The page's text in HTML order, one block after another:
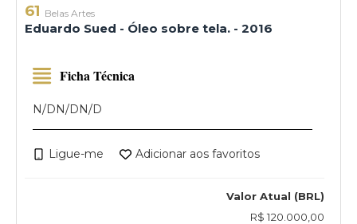
61 Belas Artes
Eduardo Sued - Óleo sobre tela. - 2016
Valor Atual (BRL)
R$ 120.000,00
Ficha Técnica
N/DN/DN/D
Ligue-me Adicionar aos favoritos